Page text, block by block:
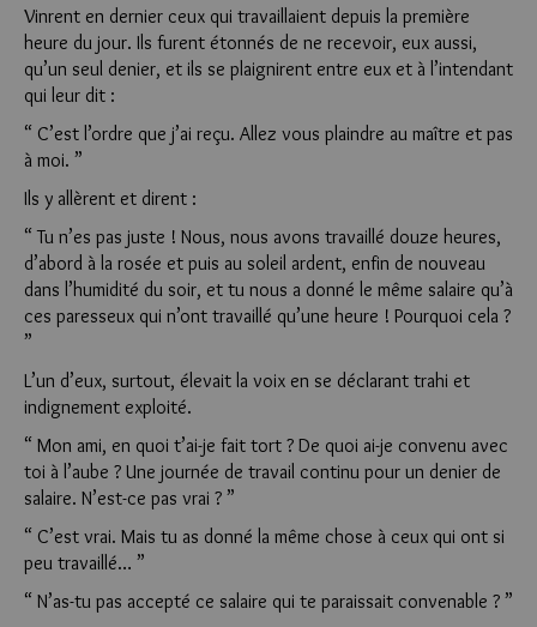
Vinrent en dernier ceux qui travaillaient depuis la première
heure du jour. Ils furent étonnés de ne recevoir, eux aussi,
qu’un seul denier, et ils se plaignirent entre eux et à l’intendant
qui leur dit :
“ C’est l’ordre que j’ai reçu. Allez vous plaindre au maître et pas
à moi. ”
Ils y allèrent et dirent :
“ Tu n’es pas juste ! Nous, nous avons travaillé douze heures,
d’abord à la rosée et puis au soleil ardent, enfin de nouveau
dans l’humidité du soir, et tu nous a donné le même salaire qu’à
ces paresseux qui n’ont travaillé qu’une heure ! Pourquoi cela ?
”
L’un d’eux, surtout, élevait la voix en se déclarant trahi et
indignement exploité.
“ Mon ami, en quoi t’ai-je fait tort ? De quoi ai-je convenu avec
toi à l’aube ? Une journée de travail continu pour un denier de
salaire. N’est-ce pas vrai ? ”
“ C’est vrai. Mais tu as donné la même chose à ceux qui ont si
peu travaillé… ”
“ N’as-tu pas accepté ce salaire qui te paraissait conve­nable ? ”